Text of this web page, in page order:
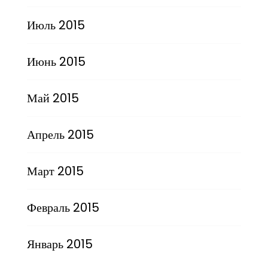
Июль 2015
Июнь 2015
Май 2015
Апрель 2015
Март 2015
Февраль 2015
Январь 2015